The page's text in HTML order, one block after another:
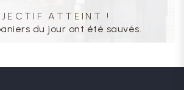
ATTEINT !
du jour ont été sauvés.